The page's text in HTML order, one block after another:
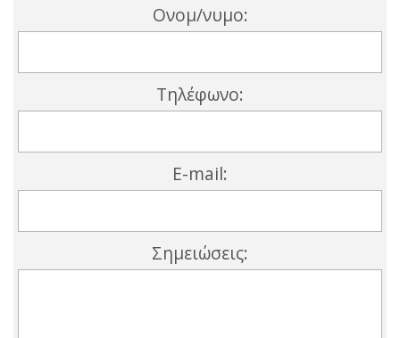
Ονομ/νυμο:
Τηλέφωνο:
E-mail:
Σημειώσεις: